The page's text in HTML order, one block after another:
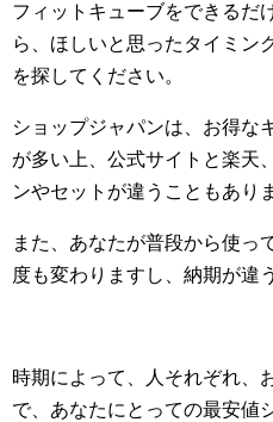
フィットキューブをできるだ
ら、ほしいと思ったタイミン
を探してください。
ショップジャパンは、お得な
が多い上、公式サイトと楽天
ンやセットが違うこともあり
また、あなたが普段から使っ
度も変わりますし、納期が違
時期によって、人それぞれ、
で、あなたにとっての最安値